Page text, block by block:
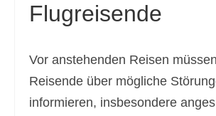
Flugreisende
Vor anstehenden Reisen
Reisende über mögliche
informieren, insbesondere